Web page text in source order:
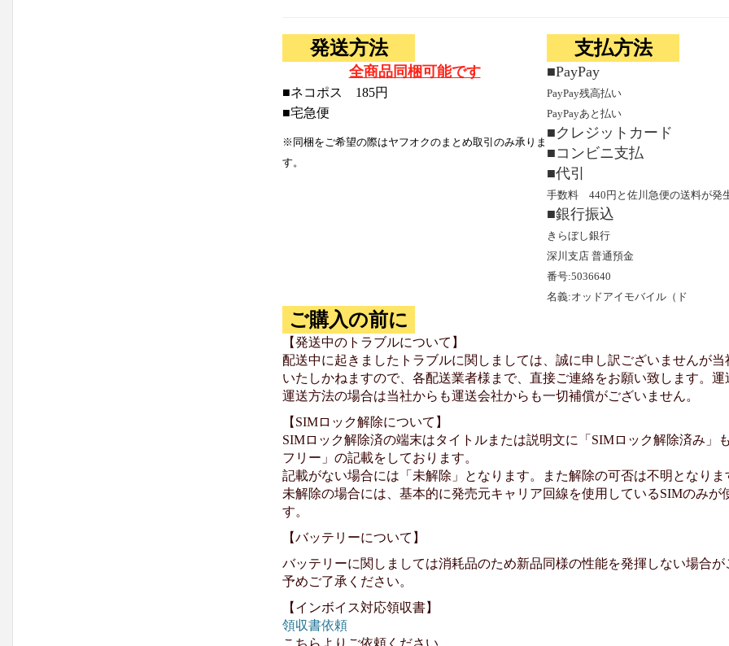
発送方法
全商品同梱可能です
■ネコポス 185円
■宅急便
※同梱をご希望の際はヤフオクのまとめ取引のみ承りま
す。
支払方法
■PayPay
PayPay残高払い
PayPayあと払い
■クレジットカード
■コンビニ支払
■代引
手数料 440円と佐川急便の送料が発
■銀行振込
きらぼし銀行
深川支店 普通預金
番号:5036640
名義:オッドアイモバイル（ド
ご購入の前に
【発送中のトラブルについて】
配送中に起きましたトラブルに関しましては、誠に申し訳ございませんが当
いたしかねますので、各配送業者様まで、直接ご連絡をお願い致します。運
運送方法の場合は当社からも運送会社からも一切補償がございません。
【SIMロック解除について】
SIMロック解除済の端末はタイトルまたは説明文に「SIMロック解除済み」
フリー」の記載をしております。
記載がない場合には「未解除」となります。また解除の可否は不明となりま
未解除の場合には、基本的に発売元キャリア回線を使用しているSIMのみが
す。
【バッテリーについて】
バッテリーに関しましては消耗品のため新品同様の性能を発揮しない場合が
予めご了承ください。
【インボイス対応領収書】
領収書依頼
こちらよりご依頼ください。